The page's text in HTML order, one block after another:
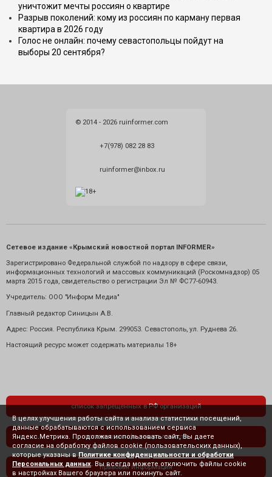
уничтожит мечты россиян о квартире
Разрыв поколений: кому из россиян по карману первая
квартира в 2026 году
Голос не онлайн: почему севастопольцы пойдут на
выборы 20 сентября?
© 2014 - 2026 ruinformer.com
+7(978) 082 28 83
ruinformer@inbox.ru
Сетевое издание «Крымский новостной портал INFORMER»
Зарегистрировано Федеральной службой по надзору в сфере связи,
информационных технологий и массовых коммуникаций (Роскомнадзор) 05
марта 2015 года, свидетельство о регистрации Эл № ФС77-60943.
Учредитель: ООО "Информ Медиа"
Главный редактор Синицын А.В.
Адрес: Россия. Республика Крым. 299053. Севастополь, ул. Руднева 26.
Настоящий ресурс может содержать материалы 18+
список запрещенных в РФ организаций
политика конфиденциальности
правовая информация
В целях улучшения работы сайта и анализа статистики посещений,
данные обрабатываются с использованием сервиса
Яндекс.Метрика. Продолжая использовать сайт, Вы даете
согласие на обработку файлов cookie (пользовательских данных),
которые указаны в Политике конфиденциальности и обработки
Персональных данных . Вы всегда можете отключить файлы cookie
в настройках Вашего браузера или покинуть сайт.